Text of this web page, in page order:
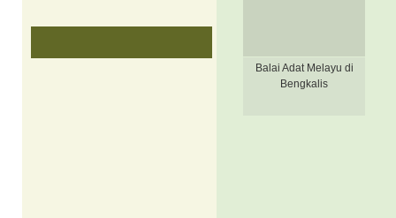
Balai Adat Melayu di
Bengkalis